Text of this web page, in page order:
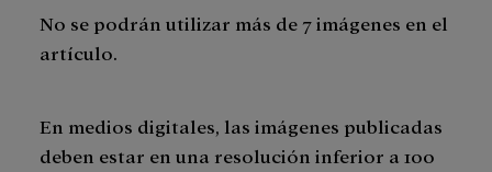
No se podrán utilizar más de 7 imágenes en el
artículo.
En medios digitales, las imágenes publicadas
deben estar en una resolución inferior a 100